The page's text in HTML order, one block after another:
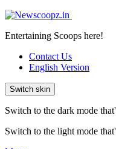
Entertaining Scoops here!
Contact Us
English Version
Switch skin
Switch to the dark mode
Switch to the light mode